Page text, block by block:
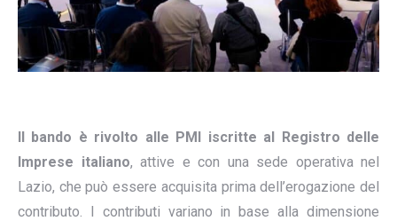
Il bando è rivolto alle PMI iscritte al Registro delle
Imprese italiano, attive e con una sede operativa nel
Lazio, che può essere acquisita prima dell’erogazione del
contributo. I contributi variano in base alla dimensione